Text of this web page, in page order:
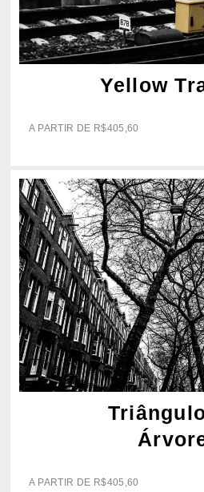
Yellow
A PARTIR DE R$405,60
A PARTIR DE R$405,60